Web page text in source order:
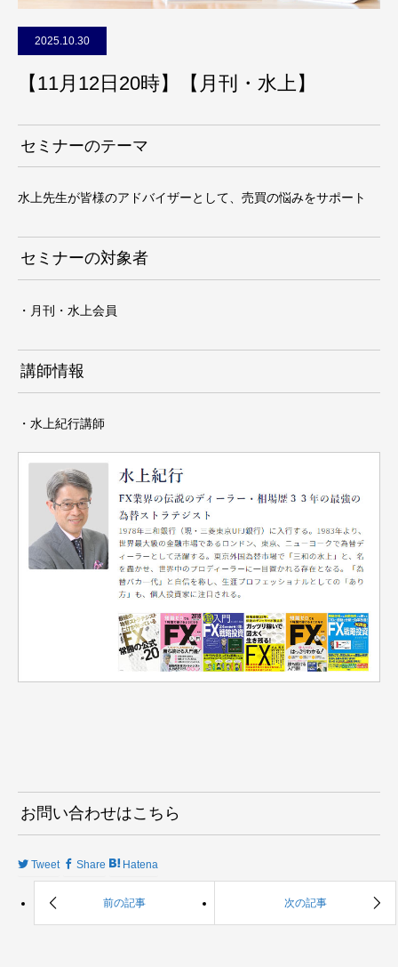
2025.10.30
【11月12日20時】【月刊・水上】
セミナーのテーマ
水上先生が皆様のアドバイザーとして、売買の悩みをサポート
セミナーの対象者
・月刊・水上会員
講師情報
・水上紀行講師
お問い合わせはこちら
Tweet Share Hatena